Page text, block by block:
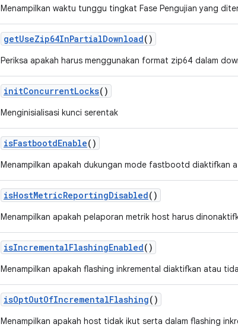
Menampilkan waktu tunggu tingkat Fase Pengujian yang
getUseZip64InPartialDownload()
Periksa apakah harus menggunakan format zip64 dalam
initConcurrentLocks()
Menginisialisasi kunci serentak
isFastbootdEnable()
Menampilkan apakah dukungan mode fastbootd diaktifkan
isHostMetricReportingDisabled()
Menampilkan apakah pelaporan metrik host harus
isIncrementalFlashingEnabled()
Menampilkan apakah flashing inkremental diaktifkan atau
isOptOutOfIncrementalFlashing()
Menampilkan apakah host tidak ikut serta dalam flashing